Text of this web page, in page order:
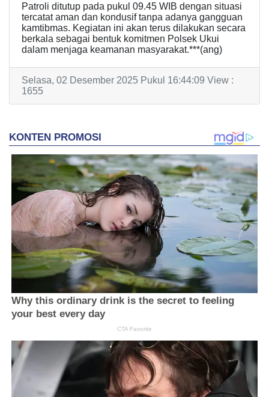
Patroli ditutup pada pukul 09.45 WIB dengan situasi
tercatat aman dan kondusif tanpa adanya gangguan
kamtibmas. Kegiatan ini akan terus dilakukan secara
berkala sebagai bentuk komitmen Polsek Ukui
dalam menjaga keamanan masyarakat.***(ang)
Selasa, 02 Desember 2025 Pukul 16:44:09 View :
1655